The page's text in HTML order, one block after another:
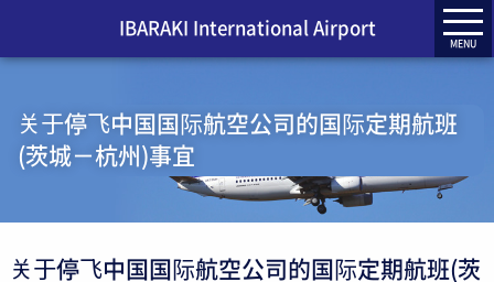
IBARAKI International Airport
MENU
关于停飞中国国际航空公司的国际定期航班
(茨城－杭州)事宜
关于停飞中国国际航空公司的国际定期航班(茨